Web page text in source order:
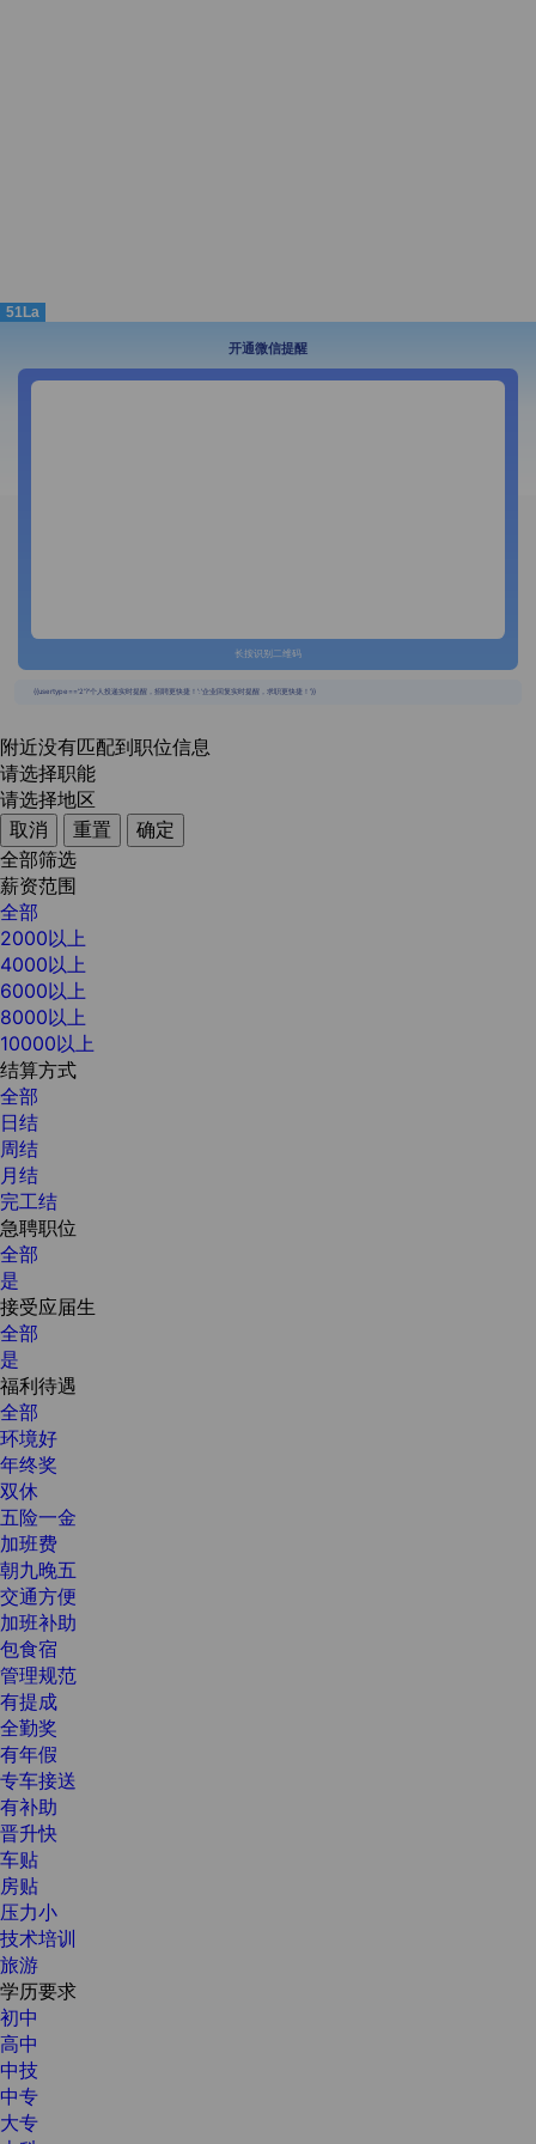
51La
开通微信提醒
长按识别二维码
{{usertype=='2'?'个人投递实时提醒，招聘更快捷！':'企业回复实时提醒，求职更快捷！'}}
附近没有匹配到职位信息
请选择职能
请选择地区
取消
重置
确定
全部筛选
薪资范围
全部
2000以上
4000以上
6000以上
8000以上
10000以上
结算方式
全部
日结
周结
月结
完工结
急聘职位
全部
是
接受应届生
全部
是
福利待遇
全部
环境好
年终奖
双休
五险一金
加班费
朝九晚五
交通方便
加班补助
包食宿
管理规范
有提成
全勤奖
有年假
专车接送
有补助
晋升快
车贴
房贴
压力小
技术培训
旅游
学历要求
初中
高中
中技
中专
大专